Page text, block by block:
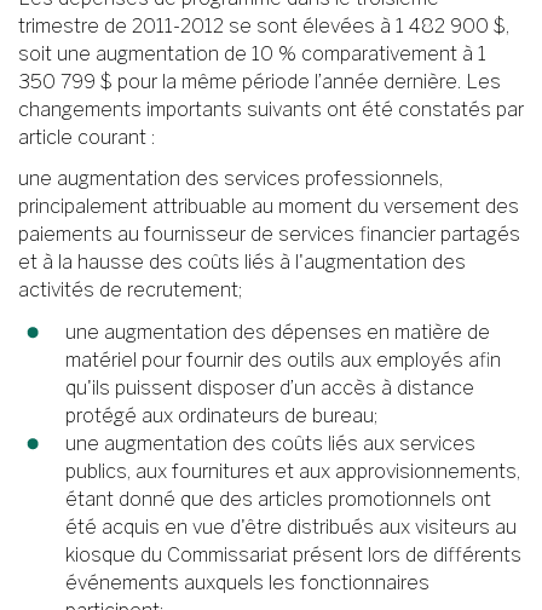
trimestre de 2011-2012 se sont élevées à 1 482 900 $,
soit une augmentation de 10 % comparativement à 1
350 799 $ pour la même période l’année dernière. Les
changements importants suivants ont été constatés par
article courant :
une augmentation des services professionnels,
principalement attribuable au moment du versement des
paiements au fournisseur de services financier partagés
et à la hausse des coûts liés à l'augmentation des
activités de recrutement;
une augmentation des dépenses en matière de
matériel pour fournir des outils aux employés afin
qu'ils puissent disposer d’un accès à distance
protégé aux ordinateurs de bureau;
une augmentation des coûts liés aux services
publics, aux fournitures et aux approvisionnements,
étant donné que des articles promotionnels ont
été acquis en vue d'être distribués aux visiteurs au
kiosque du Commissariat présent lors de différents
événements auxquels les fonctionnaires